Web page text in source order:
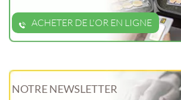
ACHETER DE L'OR EN LIGNE
NOTRE NEWSLETTER